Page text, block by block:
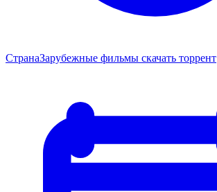
СтранаЗарубежные фильмы скачать торрент